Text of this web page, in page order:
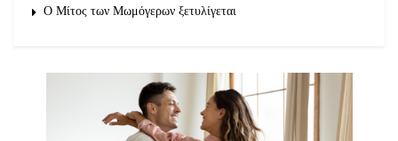
O Μίτος των Μωμόγερων ξετυλίγεται